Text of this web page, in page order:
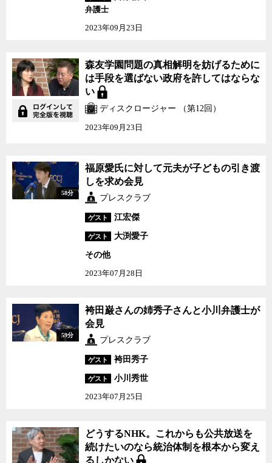
弁護士
2023年09月23日
森友学園問題の真相解明を妨げるために
は手段を選ばない政府を許してはならな
い
ディスクロージャー （第12回）
2023年09月23日
58分
福原愛氏に対して元夫が子どもの引き渡
しを求め会見
プレスクラブ
ゲスト 江宏傑
ゲスト 大渕愛子
その他
2023年07月28日
59分
袴田巌さんの姉秀子さんと小川弁護士が
会見
プレスクラブ
ゲスト 袴田秀子
ゲスト
小川秀世
2023年07月25日
どうするNHK。これからも公共放送を
続けたいのなら統治体制を根本から変え
るしかない